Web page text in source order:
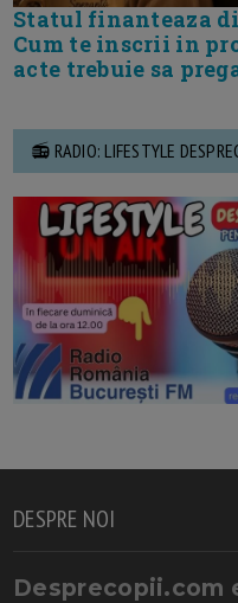
Statul finanteaza
Cum te inscrii in
acte trebuie sa
📻 RADIO: LIFESTYLE
DESPRE NOI
Desprecopii.com